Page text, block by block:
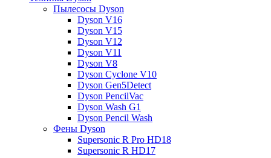
Пылесосы Dyson
Dyson V16
Dyson V15
Dyson V12
Dyson V11
Dyson V8
Dyson Cyclone V10
Dyson Gen5Detect
Dyson PencilVac
Dyson Wash G1
Dyson Pencil Wash
Фены Dyson
Supersonic R Pro HD18
Supersonic R HD17